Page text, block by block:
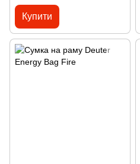
Купити